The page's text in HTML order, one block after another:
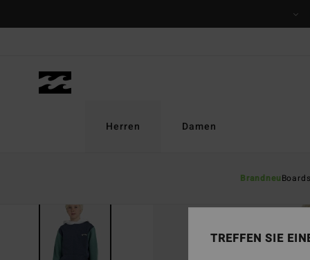
Herren
Brandneu
Damen
TREFFEN SIE